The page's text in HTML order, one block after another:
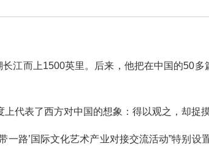
江而上1500英里。后来，他把在中国的50多
代表了西方对中国的想象：得以观之，却捉摸
路’国际文化艺术产业对接交流活动”特别设